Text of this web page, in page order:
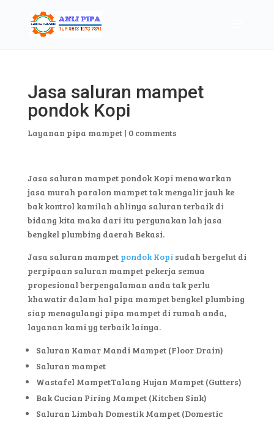
Jasa saluran mampet
pondok Kopi
Layanan pipa mampet| 0 comments
Jasa saluran mampet pondok Kopi menawarkan
jasa murah paralon mampet tak mengalir jauh ke
bak kontrol kamilah ahlinya saluran terbaik di
bidang kita maka dari itu pergunakan lah jasa
bengkel plumbing daerah Bekasi.
Jasa saluran mampet pondok Kopi sudah bergelut di
perpipaan saluran mampet pekerja semua
propesional berpengalaman anda tak perlu
khawatir dalam hal pipa mampet bengkel plumbing
siap menagulangi pipa mampet di rumah anda,
layanan kami yg terbaik lainya.
Saluran Kamar Mandi Mampet (Floor Drain)
Saluran mampet
Wastafel MampetTalang Hujan Mampet (Gutters)
Bak Cucian Piring Mampet (Kitchen Sink)
Saluran Limbah Domestik Mampet (Domestic